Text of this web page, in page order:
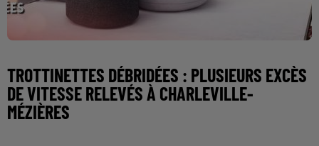
TROTTINETTES DÉBRIDÉES : PLUSIEURS EXCÈS
DE VITESSE RELEVÉS À CHARLEVILLE-
MÉZIÈRES